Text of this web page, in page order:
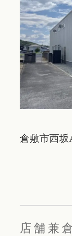
倉敷市西
店舗兼